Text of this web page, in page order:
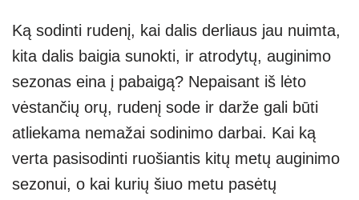
Ką sodinti rudenį, kai dalis derliaus jau nuimta,
kita dalis baigia sunokti, ir atrodytų, auginimo
sezonas eina į pabaigą? Nepaisant iš lėto
vėstančių orų, rudenį sode ir darže gali būti
atliekama nemažai sodinimo darbai. Kai ką
verta pasisodinti ruošiantis kitų metų auginimo
sezonui, o kai kurių šiuo metu pasėtų